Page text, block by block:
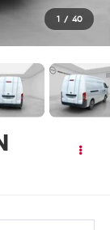
1 / 40